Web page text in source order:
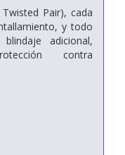
Twisted Pair), cada
y todo
adicional,
contra